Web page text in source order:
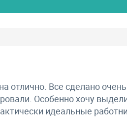
отлично. Все сделано
Особенно хочу
идеальные